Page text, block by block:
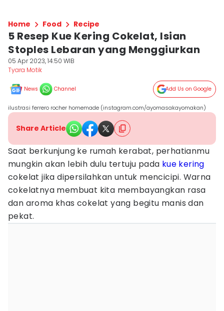
Home Food Recipe
5 Resep Kue Kering Cokelat, Isian
Stoples Lebaran yang Menggiurkan
05 Apr 2023, 14:50 WIB
Tyara Motik
News Channel Add Us on Google
ilustrasi ferrero rocher homemade (instagram.com/ayomasakayomakan)
Share Article
Saat berkunjung ke rumah kerabat, perhatianmu
mungkin akan lebih dulu tertuju pada kue kering
cokelat jika dipersilahkan untuk mencicipi. Warna
cokelatnya membuat kita membayangkan rasa
dan aroma khas cokelat yang begitu manis dan
pekat.